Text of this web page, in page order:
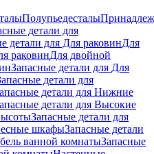
Полупьедесталы
детали для
детали для Для раковинДля
раковинДля двойной
Запасные детали для Для
детали для
детали для Нижние
детали для Высокие
Запасные детали для
шкафыЗапасные детали
ванной комнатыЗапасные